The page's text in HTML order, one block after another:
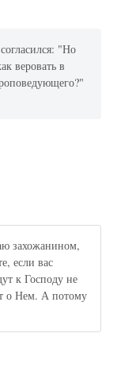
"Но
веровать в
захожанином,
если вас
к Господу не
о Нем. А потому